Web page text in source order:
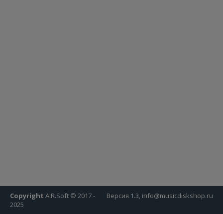
Версия 1.3, info@musicdiskshop.ru
Copyright A.R.Soft © 2017 -
2025